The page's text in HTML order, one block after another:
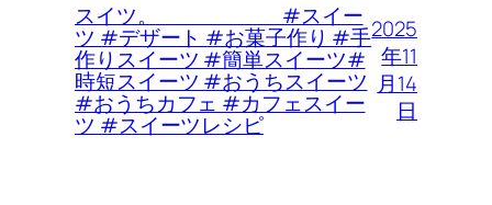
スイツ。 #スイー
ツ #デザート #お菓子作り #手
作りスイーツ #簡単スイーツ#
時短スイーツ #おうちスイーツ
#おうちカフェ #カフェスイー
ツ #スイーツレシピ
2025
年11
月14
日